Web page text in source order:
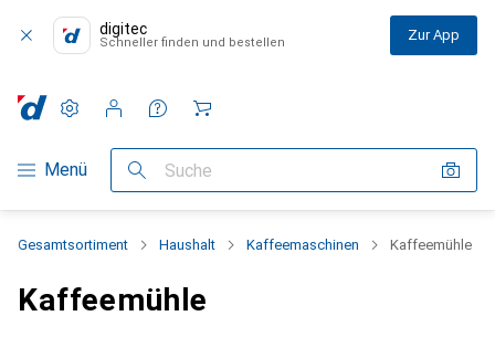
digitec
Schneller finden und bestellen Zur App
Navigation nach Kategorien
Menü Suche
Einstellungen
Kundenkonto
Vergleichslisten
Merklisten
Warenkorb
Gesamtsortiment Haushalt Kaffeemaschinen Kaffeemühle
Kaffeemühle